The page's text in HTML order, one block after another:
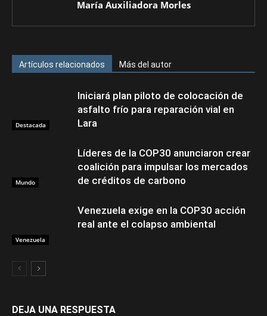
María Auxiliadora Morles
Artículos relacionados Más del autor
Destacada
Iniciará plan piloto de colocación de
asfalto frío para reparación vial en
Lara
Mundo
Líderes de la COP30 anunciaron crear
coalición para impulsar los mercados
de créditos de carbono
Venezuela
Venezuela exige en la COP30 acción
real ante el colapso ambiental
DEJA UNA RESPUESTA